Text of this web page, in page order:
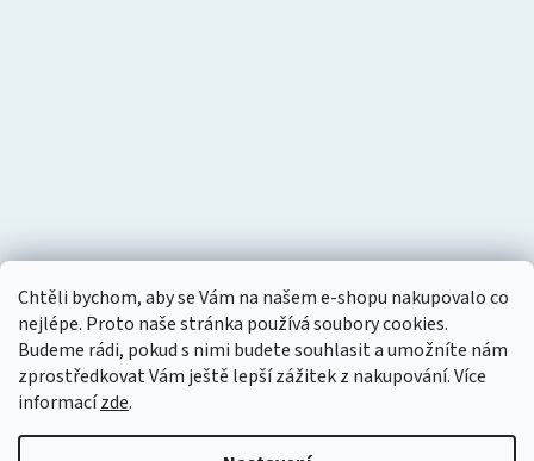
Chtěli bychom, aby se Vám na našem e-shopu nakupovalo co
nejlépe. Proto naše stránka používá soubory cookies.
Budeme rádi, pokud s nimi budete souhlasit a umožníte nám
zprostředkovat Vám ještě lepší zážitek z nakupování.Více
informacízde.